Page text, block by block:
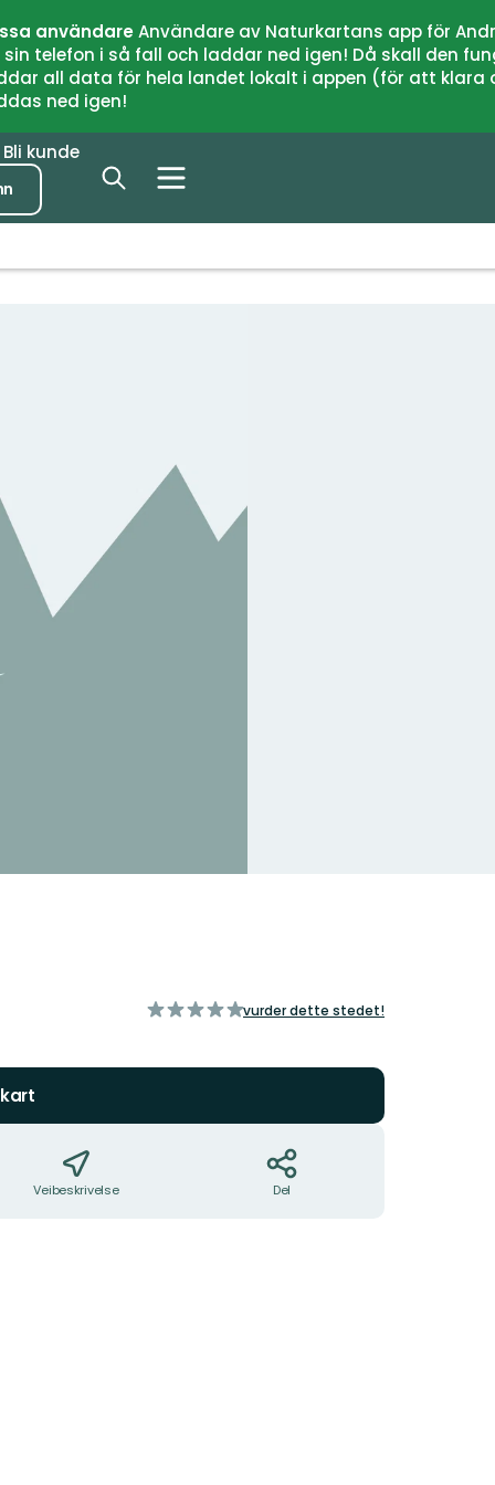
användareAnvändare av Naturkartans app för
telefon i så fall och laddar ned igen! Då skall den
all data för hela landet lokalt i appen (för att
ned igen!
Bli kunde
av
vurder dette stedet!
Veibeskrivelse Del